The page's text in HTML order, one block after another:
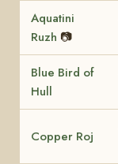
Aquatini
Ruzh 📷
Blue Bird of
Hull
Copper Roj